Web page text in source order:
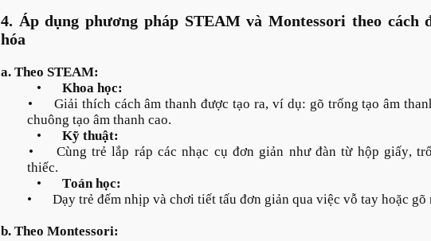
4. Áp dụng phương pháp STEAM và Montessori theo cách
hóa
a. Theo STEAM:
•
Khoa học:
•
Giải thích cách âm thanh được tạo ra, ví dụ: gõ trống tạo âm
chuông tạo âm thanh cao.
•
Kỹ thuật:
•
Cùng trẻ lắp ráp các nhạc cụ đơn giản như đàn từ hộp giấy,
thiếc.
•
Toán học:
•
Dạy trẻ đếm nhịp và chơi tiết tấu đơn giản qua việc vỗ tay hoặc gõ
b. Theo Montessori: